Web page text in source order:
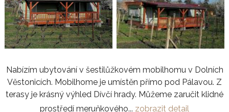
Nabízím ubytování v šestilůžkovém mobilhomu v Dolních
Věstonicích. Mobilhome je umístěn přímo pod Pálavou. Z
terasy je krásný výhled Dívčí hrady. Můžeme zaručit klidné
prostředí meruňkového... zobrazit detail